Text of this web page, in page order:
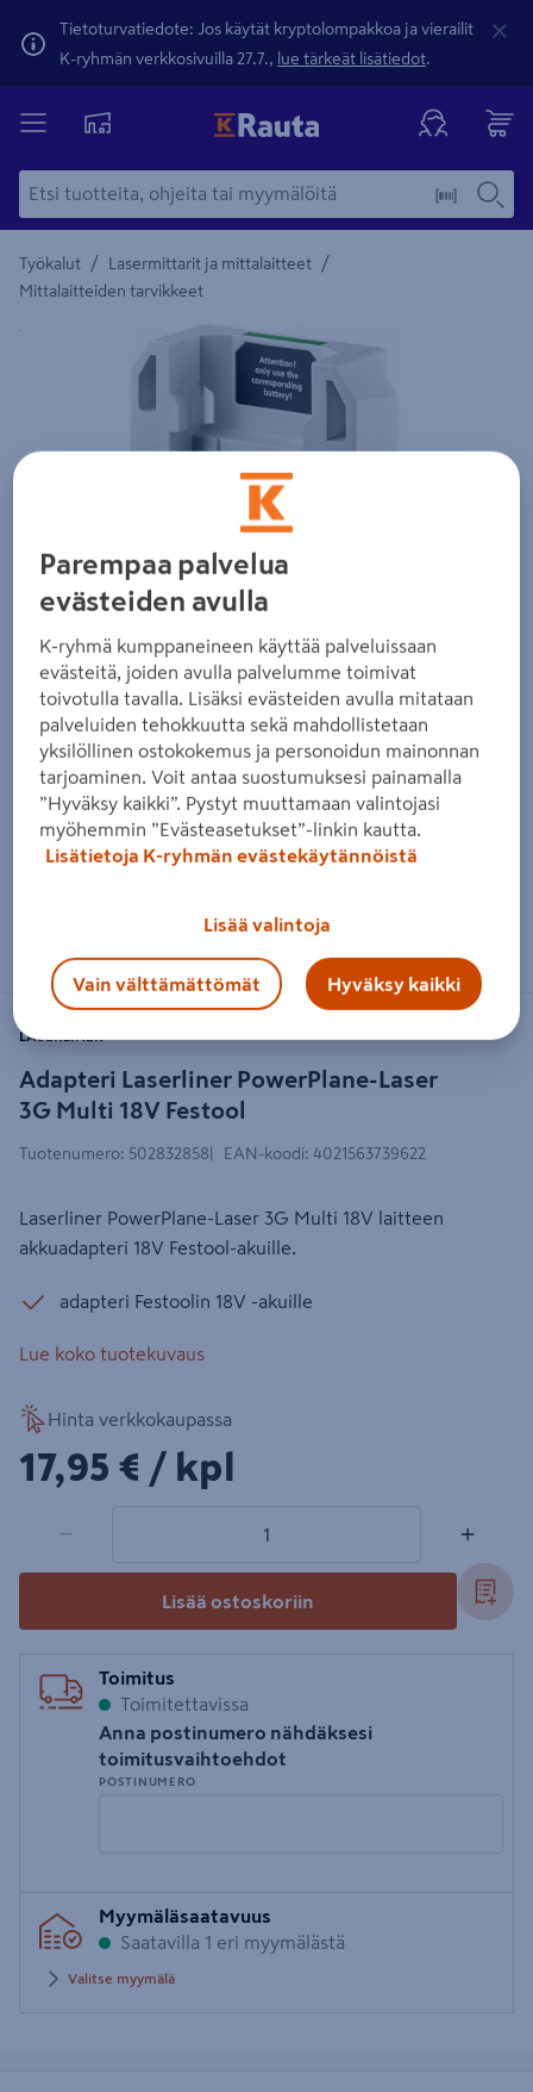
Tietoturvatiedote: Jos käytät kryptolompakkoa ja vierailit
K-ryhmän verkkosivuilla 27.7., lue tärkeät lisätiedot.
Työkalut / Lasermittarit ja mittalaitteet /
Mittalaitteiden tarvikkeet
Yksityiskohtainen kuvaus löytyy Tuotteen kuvaus -
Zoomaa kuvaa sormilla kosketusnäytöllä
Adapteri Laserliner PowerPlane-Laser
3G Multi 18V Festool
LASERLINER
Tuotenumero: 502832858 EAN-koodi: 4021563739622
Laserliner PowerPlane-Laser 3G Multi 18V laitteen
akkuadapteri 18V Festool-akuille.
adapteri Festoolin 18V -akuille
Lue koko tuotekuvaus
Hinta verkkokaupassa
17,95€/kpl
17,95 € / kpl
− +
Lisää ostoskoriin
Toimitus
Toimitettavissa
Anna postinumero nähdäksesi
toimitusvaihtoehdot
POSTINUMERO
postinumero
Myymäläsaatavuus
Saatavilla 1 eri myymälästä
Valitse myymälä
Parempaa palvelua
evästeiden avulla
K-ryhmä kumppaneineen käyttää palveluissaan
evästeitä, joiden avulla palvelumme toimivat
toivotulla tavalla. Lisäksi evästeiden avulla mitataan
palveluiden tehokkuutta sekä mahdollistetaan
yksilöllinen ostokokemus ja personoidun mainonnan
tarjoaminen. Voit antaa suostumuksesi painamalla
”Hyväksy kaikki”. Pystyt muuttamaan valintojasi
myöhemmin ”Evästeasetukset”-linkin kautta.
Lisätietoja K-ryhmän evästekäytännöistä
Lisää valintoja
Vain välttämättömät Hyväksy kaikki